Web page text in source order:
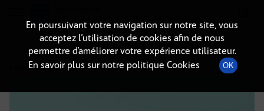
DÉTAILS DE L'ÉPISODE
18 août 2021à 4h59, durée : Invalid date
En poursuivant votre navigation sur notre site, vous
acceptez l’utilisation de cookies afin de nous
permettre d’améliorer votre expérience utilisateur.
En savoir plus sur notre politique Cookies
OK